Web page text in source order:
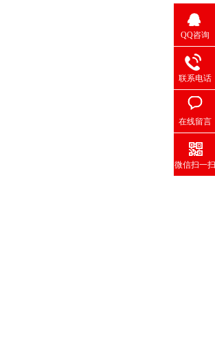
QQ咨询
联系电话
在线留言
微信扫一扫